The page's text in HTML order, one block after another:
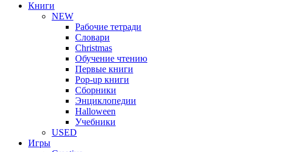
Книги
NEW
Рабочие тетради
Словари
Christmas
Обучение чтению
Первые книги
Pop-up книги
Сборники
Энциклопедии
Halloween
Учебники
USED
Игры